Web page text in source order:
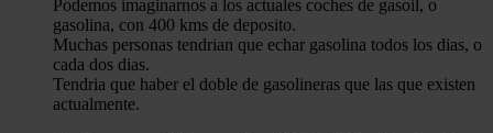
Podemos imaginarnos a los actuales coches de gasoil, o
gasolina, con 400 kms de deposito.
Muchas personas tendrian que echar gasolina todos los dias, o
cada dos dias.
Tendria que haber el doble de gasolineras que las que existen
actualmente.